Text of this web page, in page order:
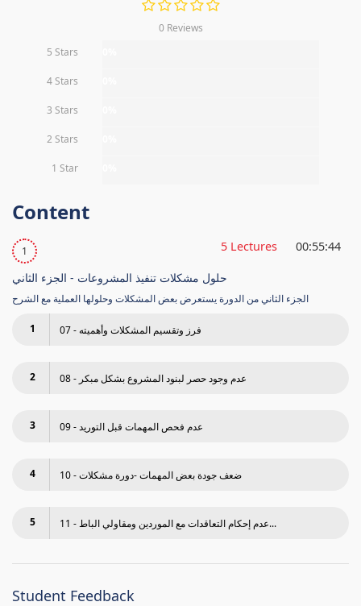
0 Reviews
5 Stars
4 Stars
3 Stars
2 Stars
1 Star
Content
1 5 Lectures 00:55:44
حلول مشكلات تنفيذ المشروعات - الجزء الثاني
الجزء الثاني من الدورة يستعرض بعض المشكلات وحلولها العملية مع الشرح
1 07 - فرز وتقسيم المشكلات وأهميته
2 08 - عدم وجود حصر لبنود المشروع بشكل مبكر
3 09 - عدم فحص المھمات قبل التوريد
4 10 - ضعف جودة بعض المھمات -دورة مشكلات
5 11 - عدم إحكام التعاقدات مع الموردين ومقاولي الباط...
Student Feedback